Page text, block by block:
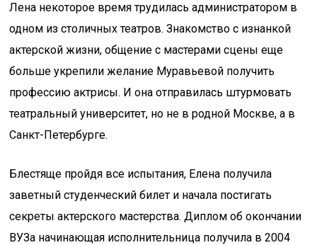
Лена некоторое время трудилась администратором в
одном из столичных театров. Знакомство с изнанкой
актерской жизни, общение с мастерами сцены еще
больше укрепили желание Муравьевой получить
профессию актрисы. И она отправилась штурмовать
театральный университет, но не в родной Москве, а в
Санкт-Петербурге.
Блестяще пройдя все испытания, Елена получила
заветный студенческий билет и начала постигать
секреты актерского мастерства. Диплом об окончании
ВУЗа начинающая исполнительница получила в 2004